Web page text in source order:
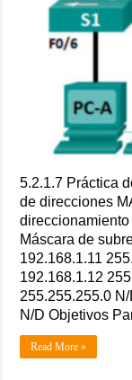
5.2.1.7 Práctica
de direcciones
Máscara de
192.168.1.11
192.168.1.12
255.255.255.0
N/D Objetivos
Read More »